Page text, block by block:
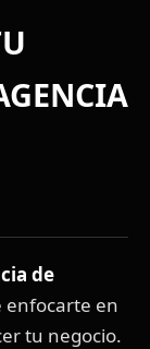
de
enfocarte en
tu negocio.